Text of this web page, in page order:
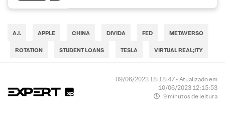
A.I. APPLE CHINA DIVIDA FED METAVERSO
ROTATION STUDENT LOANS TESLA VIRTUAL REAL;ITY
09/06/2023 18:18:47 • Atualizado em
10/06/2023 12:15:53
9 minutos de leitura